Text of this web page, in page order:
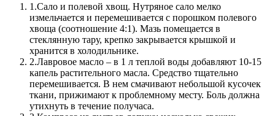
1.Сало и полевой хвощ. Нутряное сало мелко
измельчается и перемешивается с порошком полевого
хвоща (соотношение 4:1). Мазь помещается в
стеклянную тару, крепко закрывается крышкой и
хранится в холодильнике.
2.Лавровое масло – в 1 л теплой воды добавляют 10-15
капель растительного масла. Средство тщательно
перемешивается. В нем смачивают небольшой кусочек
ткани, прижимают к проблемному месту. Боль должна
утихнуть в течение получаса.